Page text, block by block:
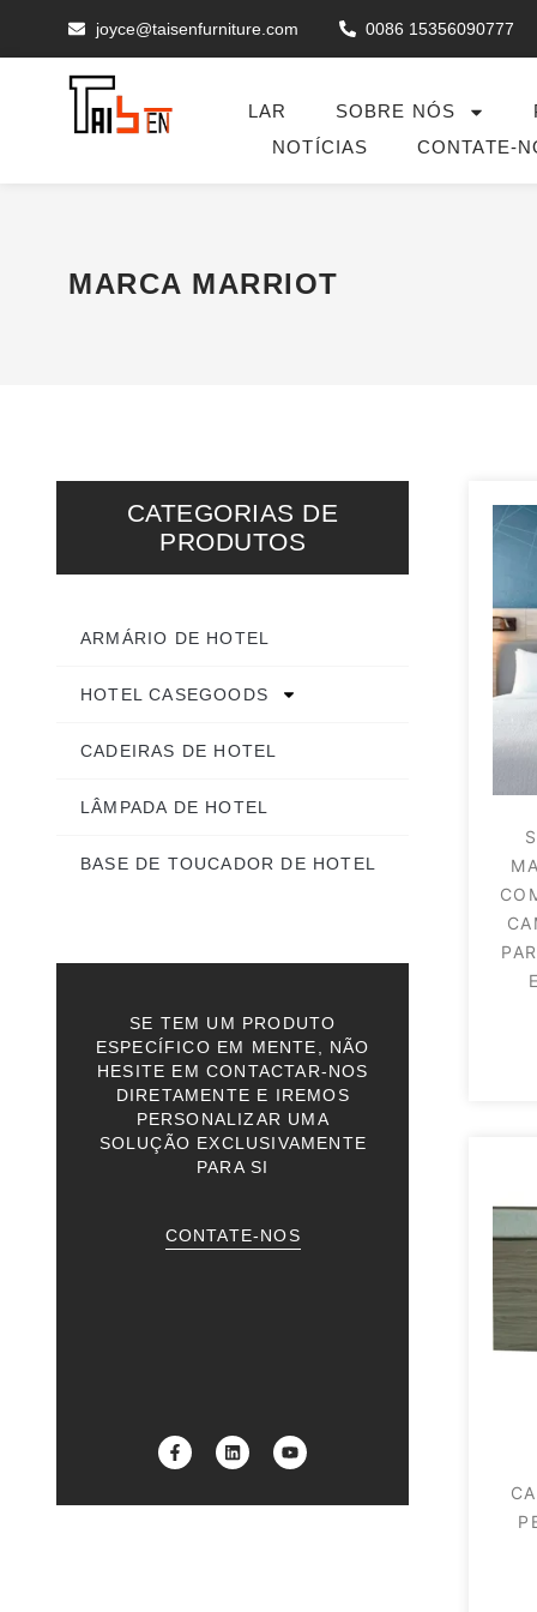
joyce@taisenfurniture.com 0086 15356090777
LAR SOBRE NÓS
NOTÍCIAS
CONTATE-
MARCA MARRIOT
CATEGORIAS DE
PRODUTOS
ARMÁRIO DE HOTEL
HOTEL CASEGOODS
CADEIRAS DE HOTEL
LÂMPADA DE HOTEL
BASE DE TOUCADOR DE HOTEL
SE TEM UM PRODUTO
ESPECÍFICO EM MENTE, NÃO
HESITE EM CONTACTAR-NOS
DIRETAMENTE E IREMOS
PERSONALIZAR UMA
SOLUÇÃO EXCLUSIVAMENTE
PARA SI
CONTATE-NOS